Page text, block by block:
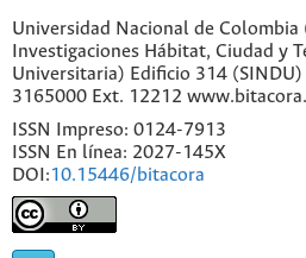
Universidad Nacional de
Investigaciones Hábitat, Ciudad y
Universitaria) Edificio 314
3165000 Ext. 12212
ISSN Impreso: 0124-7913
ISSN En línea: 2027-145X
DOI:10.15446/bitacora